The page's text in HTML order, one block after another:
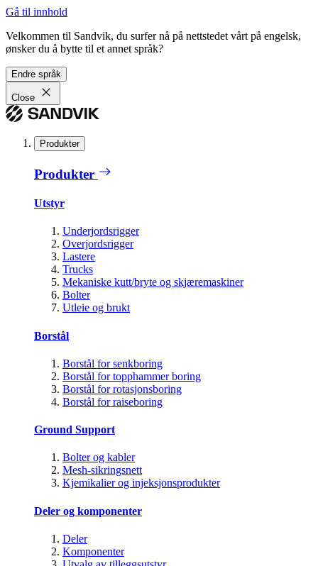
Gå til innhold
Velkommen til Sandvik, du surfer nå på nettstedet vårt på engelsk,
ønsker du å bytte til et annet språk?
Endre språk
Close
Produkter
Produkter
Utstyr
Underjordsrigger
Overjordsrigger
Lastere
Trucks
Mekaniske kutt/bryte og skjæremaskiner
Bolter
Utleie og brukt
Borstål
Borstål for senkboring
Borstål for topphammer boring
Borstål for rotasjonsboring
Borstål for raiseboring
Ground Support
Bolter og kabler
Mesh-sikringsnett
Kjemikalier og injeksjonsprodukter
Deler og komponenter
Deler
Komponenter